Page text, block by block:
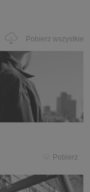
Pobierz wszystkie
Pobierz